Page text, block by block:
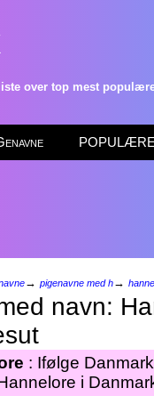
over top mest
POPULÆRE
→ pigenavne med h→
: Ifølge
i